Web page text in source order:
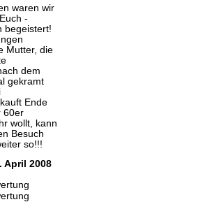
waren wir
-
begeistert!
Mutter, die
dem
gekramt
Ende
60er
wollt, kann
Besuch
so!!!
April 2008